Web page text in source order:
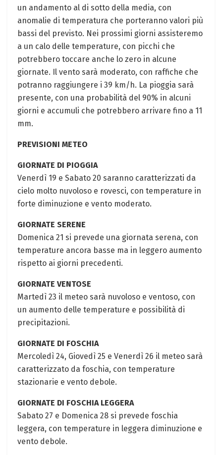
un andamento al di sotto della media, con
anomalie di temperatura che porteranno valori più
bassi del previsto. Nei prossimi giorni assisteremo
a un calo delle temperature, con picchi che
potrebbero toccare anche lo zero in alcune
giornate. Il vento sarà moderato, con raffiche che
potranno raggiungere i 39 km/h. La pioggia sarà
presente, con una probabilità del 90% in alcuni
giorni e accumuli che potrebbero arrivare fino a 11
mm.
PREVISIONI METEO
GIORNATE DI PIOGGIA
Venerdì 19 e Sabato 20 saranno caratterizzati da
cielo molto nuvoloso e rovesci, con temperature in
forte diminuzione e vento moderato.
GIORNATE SERENE
Domenica 21 si prevede una giornata serena, con
temperature ancora basse ma in leggero aumento
rispetto ai giorni precedenti.
GIORNATE VENTOSE
Martedì 23 il meteo sarà nuvoloso e ventoso, con
un aumento delle temperature e possibilità di
precipitazioni.
GIORNATE DI FOSCHIA
Mercoledì 24, Giovedì 25 e Venerdì 26 il meteo sarà
caratterizzato da foschia, con temperature
stazionarie e vento debole.
GIORNATE DI FOSCHIA LEGGERA
Sabato 27 e Domenica 28 si prevede foschia
leggera, con temperature in leggera diminuzione e
vento debole.